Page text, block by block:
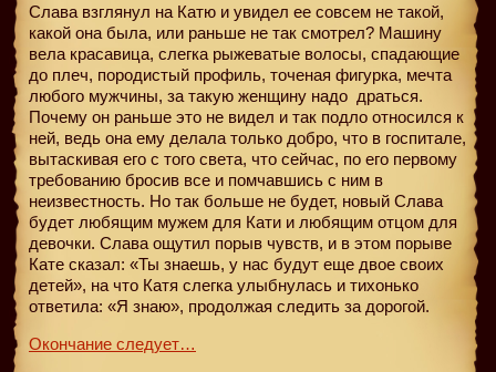
Слава взглянул на Катю и увидел ее совсем не такой,
какой она была, или раньше не так смотрел? Машину
вела красавица, слегка рыжеватые волосы, спадающие
до плеч, породистый профиль, точеная фигурка, мечта
любого мужчины, за такую женщину надо драться.
Почему он раньше это не видел и так подло относился к
ней, ведь она ему делала только добро, что в госпитале,
вытаскивая его с того света, что сейчас, по его первому
требованию бросив все и помчавшись с ним в
неизвестность. Но так больше не будет, новый Слава
будет любящим мужем для Кати и любящим отцом для
девочки. Слава ощутил порыв чувств, и в этом порыве
Кате сказал: «Ты знаешь, у нас будут еще двое своих
детей», на что Катя слегка улыбнулась и тихонько
ответила: «Я знаю», продолжая следить за дорогой.
Окончание следует…